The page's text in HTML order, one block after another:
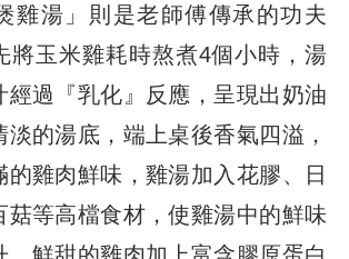
雞湯」則是老師傅傳承的功夫
將玉米雞耗時熬煮4個小時，湯
經過『乳化』反應，呈現出奶油
的湯底，端上桌後香氣四溢，
的雞肉鮮味，雞湯加入花膠、日
菇等高檔食材，使雞湯中的鮮味